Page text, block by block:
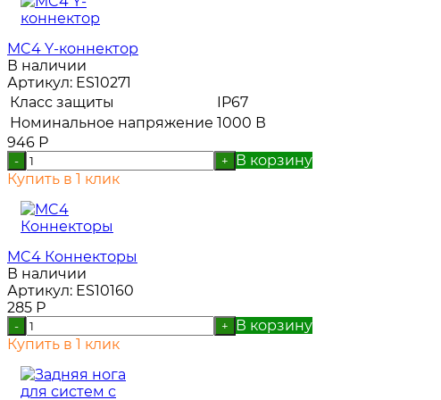
MC4 Y-коннектор
В наличии
Артикул: ES10271
Класс защиты
IP67
Номинальное напряжение 1000 В
946 Р
- +
В корзину
Купить в 1 клик
MC4 Коннекторы
В наличии
Артикул: ES10160
285 Р
- +
В корзину
Купить в 1 клик